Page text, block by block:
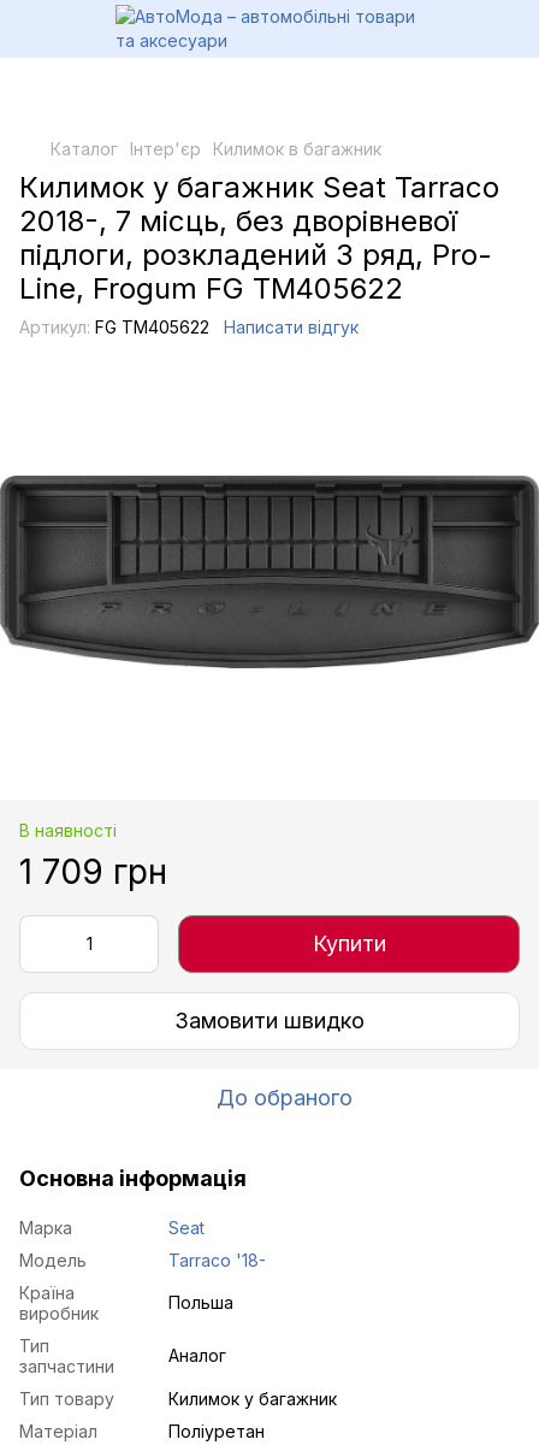
Каталог Інтер'єр Килимок в багажник
Килимок у багажник Seat Tarraco
2018-, 7 місць, без дворівневої
підлоги, розкладений 3 ряд, Pro-
Line, Frogum FG TM405622
Артикул: FG TM405622 Написати відгук
В наявності
1 709 грн
Купити
Замовити швидко
До обраного
Основна інформація
Марка
Seat
Модель
Tarraco '18-
Країна
виробник
Польша
Тип
запчастини
Аналог
Тип товару
Килимок у багажник
Матеріал
Поліуретан